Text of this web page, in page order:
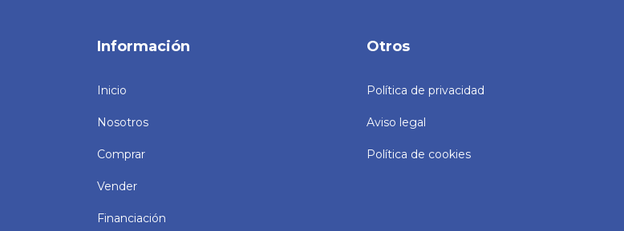
Información
Inicio
Nosotros
Comprar
Vender
Financiación
Otros
Política de privacidad
Aviso legal
Política de cookies